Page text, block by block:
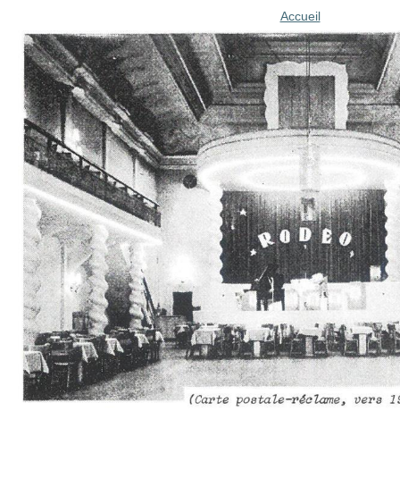
Accueil